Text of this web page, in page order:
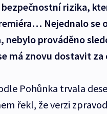
rizika,
Nejednalo se
nebylo prováděno
má znovu dostavit za
Pohůnka trvala
řekl, že verzi